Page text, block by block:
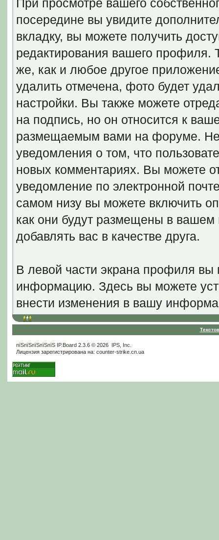
При просмотре вашего
посередине вы увидите
вкладку, вы можете получить
редактирования вашего профиля.
же, как и любое другое
удалить отмечена, фото будет
настройки. Вы также можете
на подпись, но он относится к
размещаемым вами на форуме.
уведомления о том, что
новых комментариях. Вы можете
уведомление по электронной
самом низу вы можете включить
как они будут размещены в
добавлять вас в качестве друга.
В левой части экрана профиля вы
информацию. Здесь вы можете
внести изменения в вашу
пїЅпїЅпїЅпїЅпїЅ IP.Board2.3.6 © 2026 IPS, Inc
Лицензия зарегистрирована на: counter-strike.cn.ua